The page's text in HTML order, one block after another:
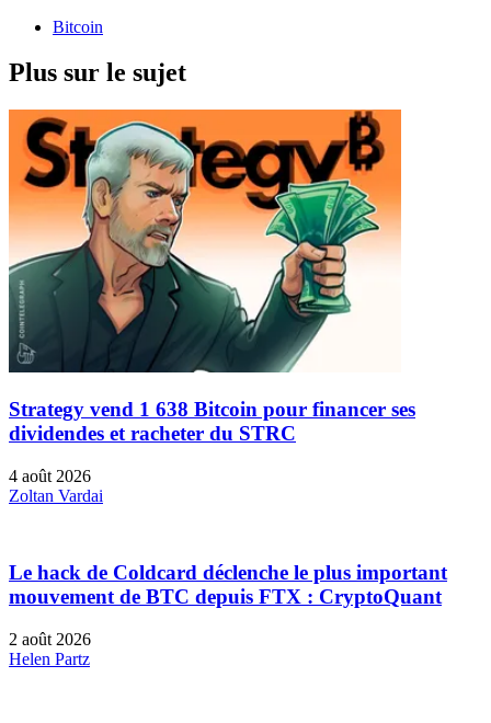
Bitcoin
Plus sur le sujet
Strategy vend 1 638 Bitcoin pour financer ses
dividendes et racheter du STRC
4 août 2026
Zoltan Vardai
Le hack de Coldcard déclenche le plus important
mouvement de BTC depuis FTX : CryptoQuant
2 août 2026
Helen Partz